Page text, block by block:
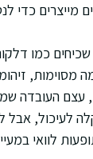
מייצרים כדי
כמו
מסוימות,
עצם העובדה
לעיכול, אבל
לוואי